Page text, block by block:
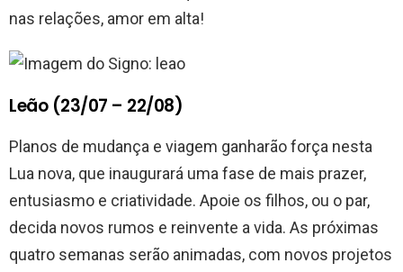
nas relações, amor em alta!
Leão (23/07 – 22/08)
Planos de mudança e viagem ganharão força nesta
Lua nova, que inaugurará uma fase de mais prazer,
entusiasmo e criatividade. Apoie os filhos, ou o par,
decida novos rumos e reinvente a vida. As próximas
quatro semanas serão animadas, com novos projetos